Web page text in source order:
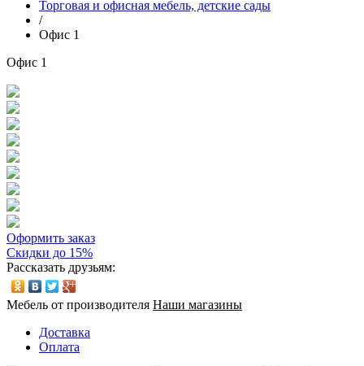
Торговая и офисная мебель, детские сады
/
Офис 1
Офис 1
Оформить заказ
Скидки до 15%
Рассказать друзьям:
Мебель от производителя Наши магазины
Доставка
Оплата